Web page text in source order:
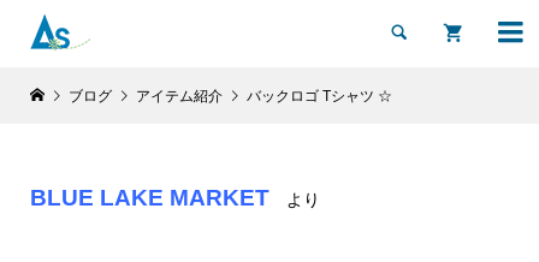
 
ブログ アイテム紹介 バックロゴ Tシャツ ☆
BLUE LAKE MARKET より